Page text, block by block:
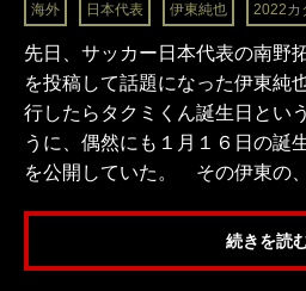
海外 日本代表 伊東純也 2022カ
先日、サッカー日本代表の南野
を投稿して話題になった伊東純
行したらタクミくん誕生日とい
うに、偶然にも１月１６日の誕
を公開していた。 その伊東の
続きを読